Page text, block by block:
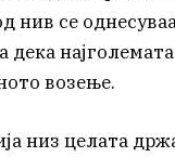
нив се
дека
возење.
низ целата